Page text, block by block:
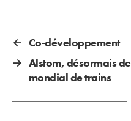
← Co-développement
→ Alstom, désormais
mondial de trains